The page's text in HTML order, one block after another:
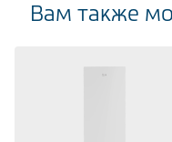
Вам также